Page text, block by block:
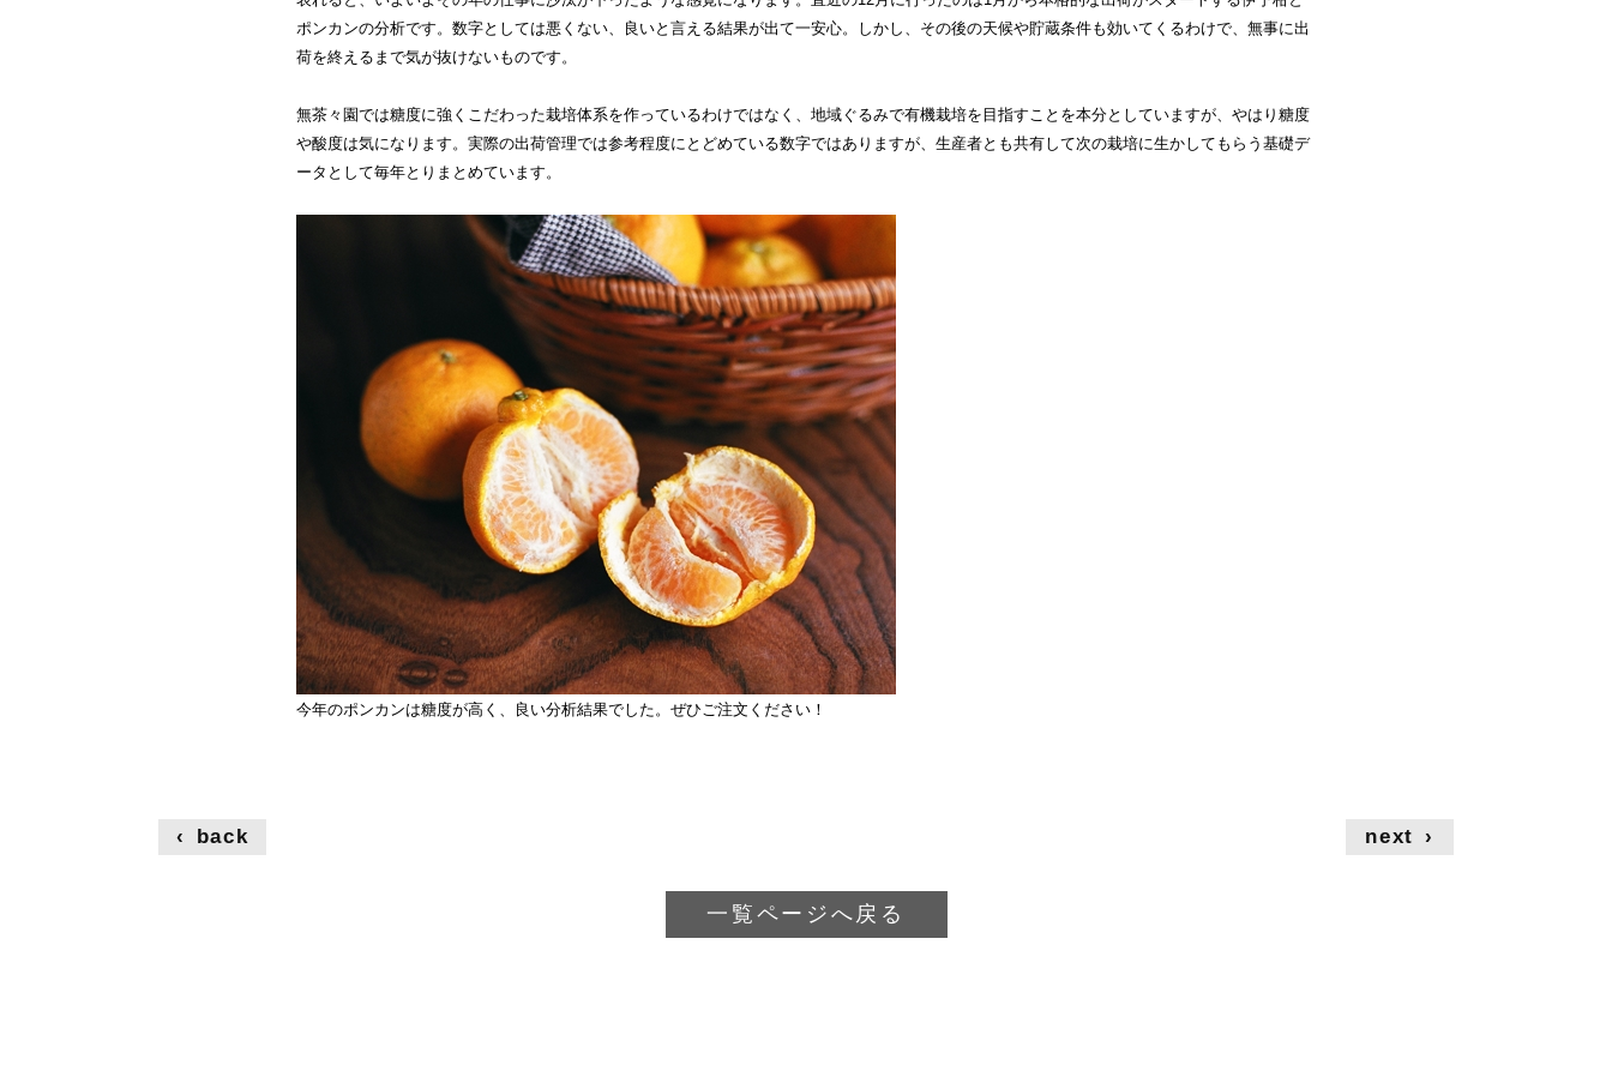
ポンカンの分析です。数字としては悪くない、良いと言える結果が出て一安心。しかし、その後の天候や貯蔵条件も効いてくるわけで、無事に出
荷を終えるまで気が抜けないものです。
無茶々園では糖度に強くこだわった栽培体系を作っているわけではなく、地域ぐるみで有機栽培を目指すことを本分としていますが、やはり糖度
や酸度は気になります。実際の出荷管理では参考程度にとどめている数字ではありますが、生産者とも共有して次の栽培に生かしてもらう基礎デ
ータとして毎年とりまとめています。
今年のポンカンは糖度が高く、良い分析結果でした。ぜひご注文ください！
‹ back next ›
一覧ページへ戻る